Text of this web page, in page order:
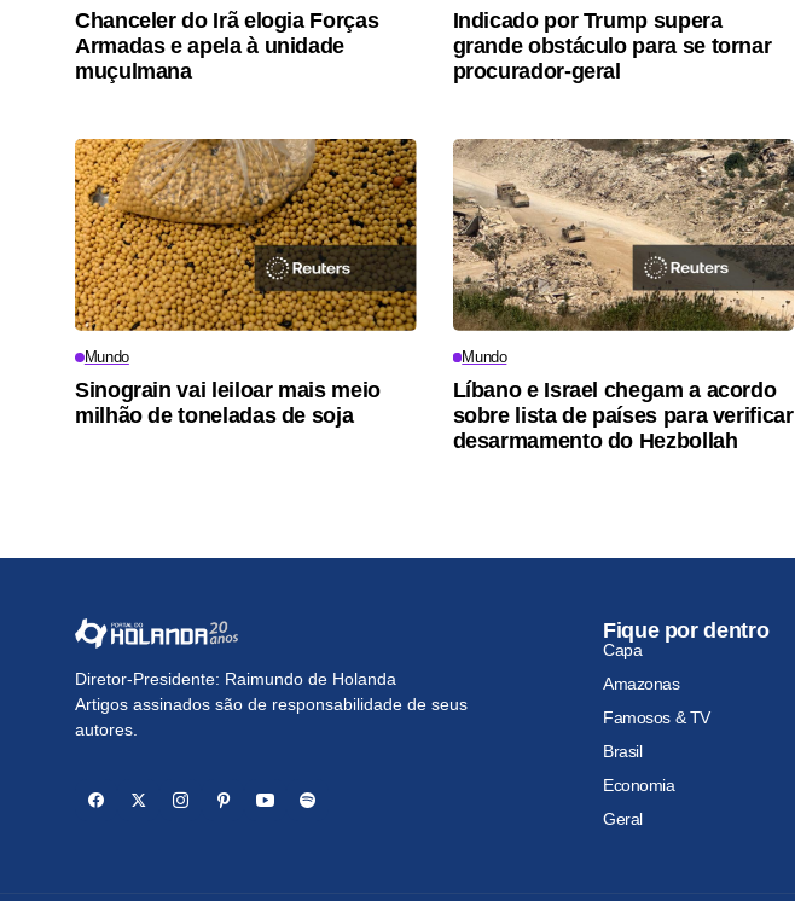
Chanceler do Irã elogia Forças
Armadas e apela à unidade
muçulmana
Indicado por Trump supera
grande obstáculo para se tornar
procurador-geral
Mundo
Sinograin vai leiloar mais meio
milhão de toneladas de soja
Mundo
Líbano e Israel chegam a acordo
sobre lista de países para verificar
desarmamento do Hezbollah
Diretor-Presidente: Raimundo de Holanda
Artigos assinados são de responsabilidade de seus
autores.
Fique por dentro
Capa
Amazonas
Famosos & TV
Brasil
Economia
Geral